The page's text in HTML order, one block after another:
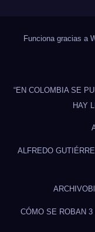
Funciona gracias a
“EN COLOMBIA SE
HAY
ALFREDO
ARCHIVO
CÓMO SE ROBAN